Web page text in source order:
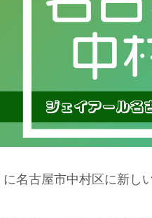
名古屋市中村区に新し